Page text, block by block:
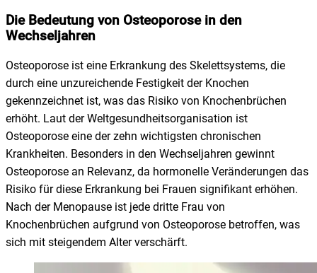
Die Bedeutung von Osteoporose in den
Wechseljahren
Osteoporose ist eine Erkrankung des Skelettsystems, die
durch eine unzureichende Festigkeit der Knochen
gekennzeichnet ist, was das Risiko von Knochenbrüchen
erhöht. Laut der Weltgesundheitsorganisation ist
Osteoporose eine der zehn wichtigsten chronischen
Krankheiten. Besonders in den Wechseljahren gewinnt
Osteoporose an Relevanz, da hormonelle Veränderungen das
Risiko für diese Erkrankung bei Frauen signifikant erhöhen.
Nach der Menopause ist jede dritte Frau von
Knochenbrüchen aufgrund von Osteoporose betroffen, was
sich mit steigendem Alter verschärft.